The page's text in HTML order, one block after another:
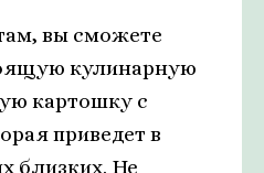
вы сможете
кулинарную
картошку с
приведет в
близких. Не